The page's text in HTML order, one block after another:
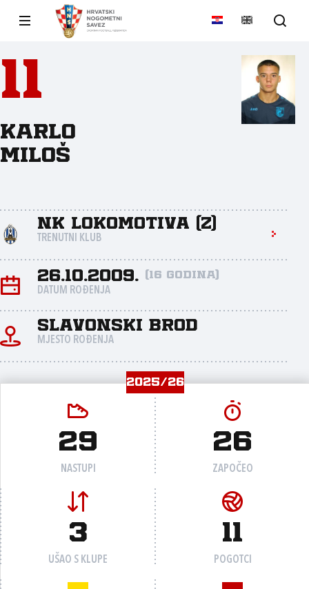
11
Karlo
Miloš
NK Lokomotiva (Z)
TRENUTNI KLUB
26.10.2009. (16 godina)
DATUM ROĐENJA
Slavonski Brod
MJESTO ROĐENJA
2025/26
29
NASTUPI
26
ZAPOČEO
3
UŠAO S KLUPE
11
POGOTCI